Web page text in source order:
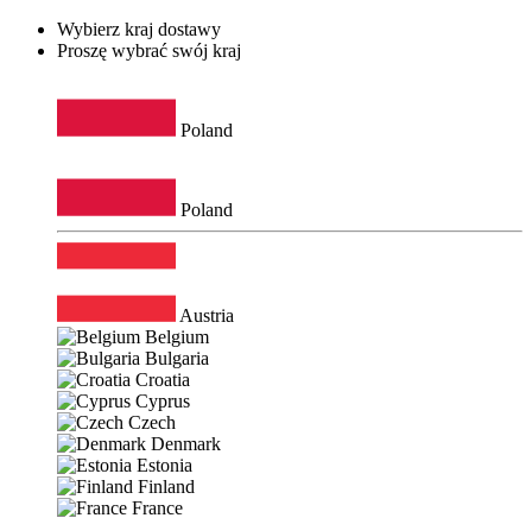
Wybierz kraj dostawy
Proszę wybrać swój kraj
Poland
Poland
Austria
Belgium
Bulgaria
Croatia
Cyprus
Czech
Denmark
Estonia
Finland
France